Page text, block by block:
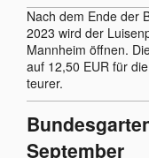
Nach dem Ende der
2023 wird der
Mannheim öffnen.
auf 12,50 EUR für
teurer.
September